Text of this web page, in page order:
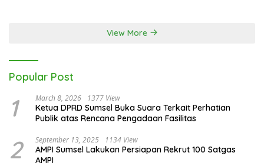
View More
Popular Post
1 March 8, 2026 1377 View
Ketua DPRD Sumsel Buka Suara Terkait Perhatian
Publik atas Rencana Pengadaan Fasilitas
2 September 13, 2025 1134 View
AMPI Sumsel Lakukan Persiapan Rekrut 100 Satgas
AMPI